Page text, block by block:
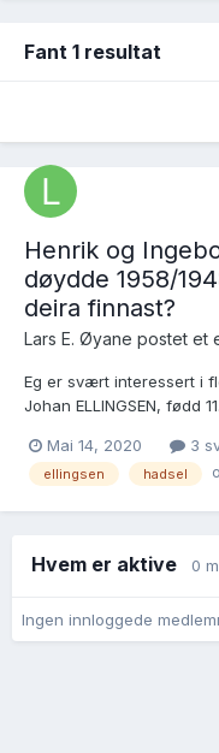
Fant 1 resultat
Henrik og
døydde 1958/
deira finnast?
Lars E. Øyane postet et
Eg er svært interessert i
Johan ELLINGSEN, fødd
4.6.1948 Dei vart
Mai 14, 2020 3
ellingsen hadsel
Hvem er aktive 0
Ingen innloggede